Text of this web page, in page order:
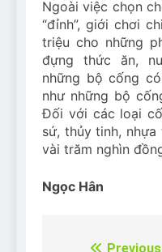
Ngoài việc chọn
“đỉnh”, giới chơi
triệu cho những
đựng thức ăn,
những bộ cống
như những bộ
Đối với các loại
sứ, thủy tinh,
vài trăm nghìn
Ngọc Hân